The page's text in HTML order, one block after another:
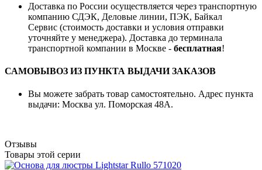
Доставка по России осуществляется через транспортную
компанию СДЭК, Деловые линии, ПЭК, Байкал
Сервис (стоимость доставки и условия отправки
уточняйте у менеджера). Доставка до терминала
транспортной компании в Москве - бесплатная!
САМОВЫВОЗ ИЗ ПУНКТА ВЫДАЧИ ЗАКАЗОВ
Вы можете забрать товар самостоятельно. Адрес пункта
выдачи: Москва ул. Поморская 48А.
Отзывы
Товары этой серии